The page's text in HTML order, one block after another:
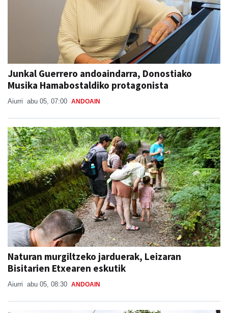
Junkal Guerrero andoaindarra, Donostiako
Musika Hamabostaldiko protagonista
Aiurri abu 05, 07:00 ANDOAIN
Naturan murgiltzeko jarduerak, Leizaran
Bisitarien Etxearen eskutik
Aiurri abu 05, 08:30 ANDOAIN